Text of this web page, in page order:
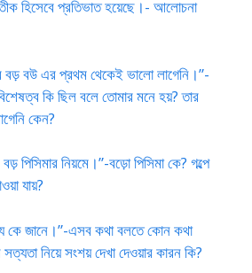
হিসেবে প্রতিভাত হয়েছে।- আলোচনা
বড় বউ এর প্রথম থেকেই ভালো লাগেনি।”-
কি ছিল বলে তোমার মনে হয়? তার
কেন?
পিসিমার নিয়মে।”-বড়ো পিসিমা কে? গল্পে
যায়?
কে জানে।”-এসব কথা বলতে কোন কথা
নিয়ে সংশয় দেখা দেওয়ার কারন কি?